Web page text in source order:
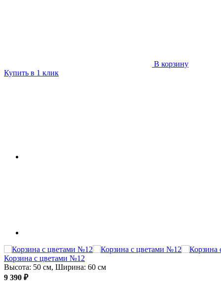
В корзину
Купить в 1 клик
Корзина с цветами №12
Высота: 50 см, Ширина: 60 см
9 390 ₽